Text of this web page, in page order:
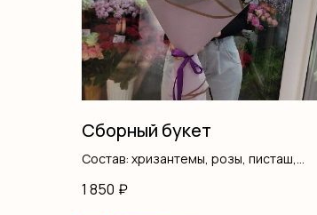
Сборный букет
Состав: хризантемы, розы, писташ,
1 850 ₽